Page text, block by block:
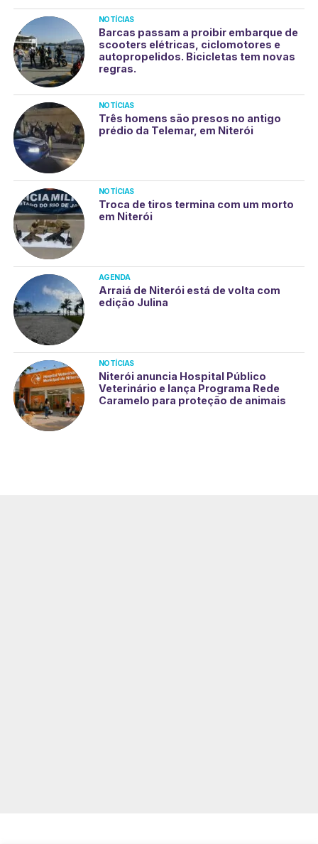
NOTÍCIAS
Barcas passam a proibir embarque de
scooters elétricas, ciclomotores e
autopropelidos. Bicicletas tem novas
regras.
NOTÍCIAS
Três homens são presos no antigo
prédio da Telemar, em Niterói
NOTÍCIAS
Troca de tiros termina com um morto
em Niterói
AGENDA
Arraiá de Niterói está de volta com
edição Julina
NOTÍCIAS
Niterói anuncia Hospital Público
Veterinário e lança Programa Rede
Caramelo para proteção de animais